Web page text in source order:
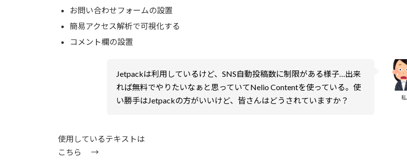
お問い合わせフォームの設置
簡易アクセス解析で可視化する
コメント欄の設置
私
Jetpackは利用しているけど、SNS自動投稿数に制限がある様子…出来
れば無料でやりたいなぁと思っていてNelio Contentを使っている。使
い勝手はJetpackの方がいいけど、皆さんはどうされていますか？
使用しているテキストは
こちら →